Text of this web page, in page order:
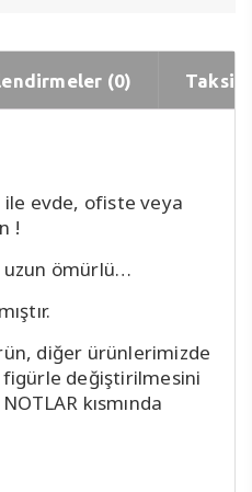
(0) Taksit
evde, ofiste veya
!
uzun ömürlü…
diğer ürünlerimizde
değiştirilmesini
kısmında